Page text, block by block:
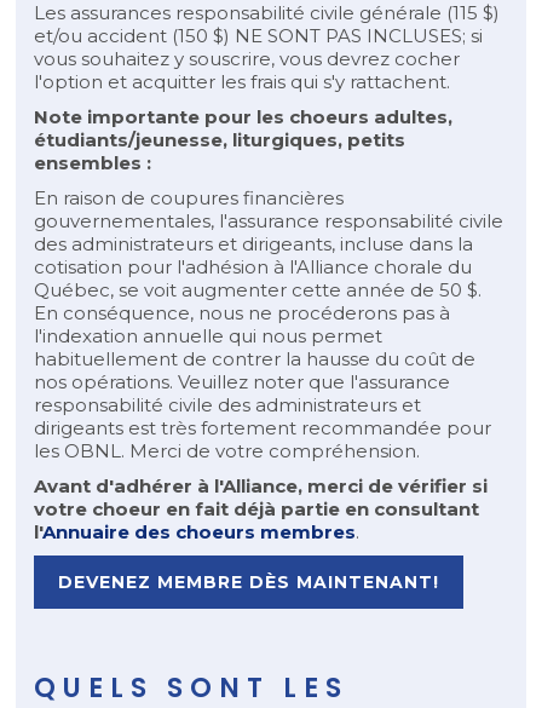
Les assurances responsabilité civile générale (115 $)
et/ou accident (150 $) NE SONT PAS INCLUSES; si
vous souhaitez y souscrire, vous devrez cocher
l'option et acquitter les frais qui s'y rattachent.
Note importante pour les choeurs adultes,
étudiants/jeunesse, liturgiques, petits
ensembles :
En raison de coupures financières
gouvernementales, l'assurance responsabilité civile
des administrateurs et dirigeants, incluse dans la
cotisation pour l'adhésion à l'Alliance chorale du
Québec, se voit augmenter cette année de 50 $.
En conséquence, nous ne procéderons pas à
l'indexation annuelle qui nous permet
habituellement de contrer la hausse du coût de
nos opérations. Veuillez noter que l'assurance
responsabilité civile des administrateurs et
dirigeants est très fortement recommandée pour
les OBNL. Merci de votre compréhension.
Avant d'adhérer à l'Alliance, merci de vérifier si
votre choeur en fait déjà partie en consultant
l'Annuaire des choeurs membres.
DEVENEZ MEMBRE DÈS MAINTENANT!
QUELS SONT LES